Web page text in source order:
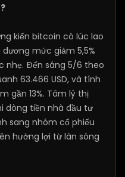
kiến bitcoin có lúc lao
mức giảm 5,5%
nhẹ. Đến sáng 5/6 theo
63.466 USD, và tính
gần 13%. Tâm lý thị
dòng tiền nhà đầu tư
sang nhóm cổ phiếu
hưởng lợi từ làn sóng